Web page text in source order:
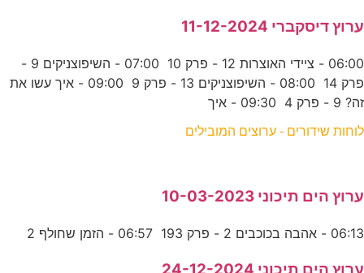
ערוץ דיסקברי 11-12-2024
06:00 - ציידי האוצרות 12 - פרק 10 07:00 - השיפוצניקים 9 -
פרק 14 08:00 - השיפוצניקים 13 - פרק 9 09:00 - איך עשו את
זה? 9 - פרק 4 09:30 - איך
לוחות שידורים - ערוצים המובילים
ערוץ הים תיכוני 10-03-2023
06:13 - אהבה בכוכבים 2 - פרק 193 06:57 - הזמן שחולף 2
ערוץ הים תיכוני 24-12-2024